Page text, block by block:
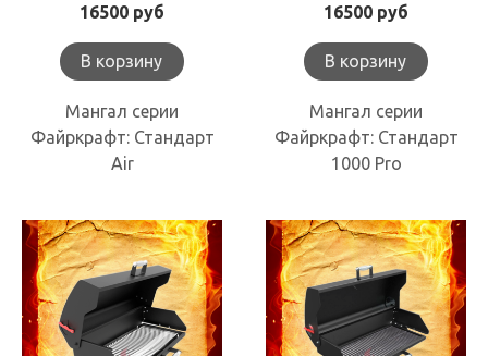
16500 руб
В корзину
Мангал серии
Файркрафт: Стандарт
Air
16500 руб
В корзину
Мангал серии
Файркрафт: Стандарт
1000 Pro